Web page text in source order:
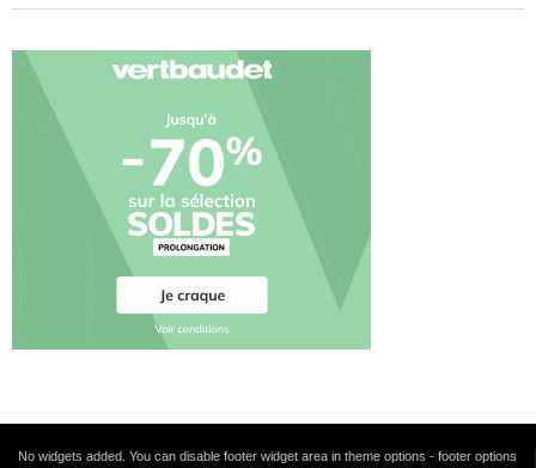
No widgets added. You can disable footer widget area in theme options - footer options